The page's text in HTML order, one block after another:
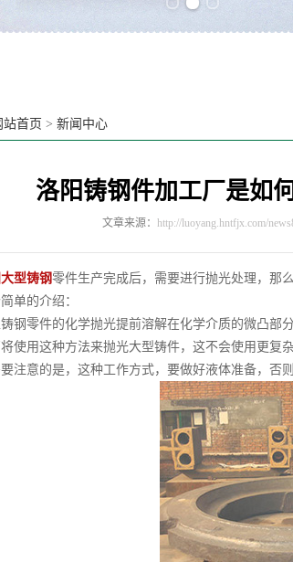
站首页 > 新闻中心
洛阳铸钢件加工厂是如
文章来源： http://luoyang.hntfjx.com/
型铸钢零件生产完成后，需要进行抛光处理，那
单的介绍：
零件的化学抛光提前溶解在化学介质的微凸部
使用这种方法来抛光大型铸件，这不会使用更复
注意的是，这种工作方式，要做好液体准备，否则